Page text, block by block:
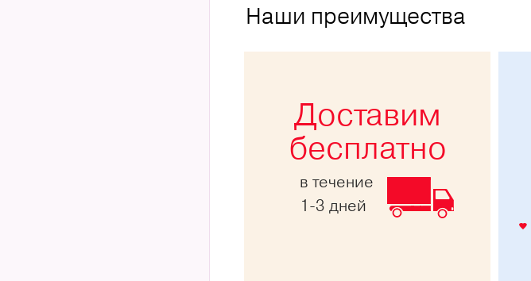
Наши преимущества
Доставим
бесплатно
в течение
1-3 дней